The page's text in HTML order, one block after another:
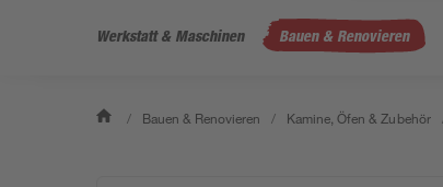
Werkstatt & Maschinen Bauen & Renovieren
/ Bauen & Renovieren / Kamine, Öfen & Zubehör